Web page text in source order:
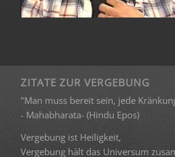
ZITATE ZUR VERGEBUNG
"Man muss bereit sein, jede
- Mahabharata- (Hindu Epos)
Vergebung ist Heiligkeit,
Vergebung hält das Universum